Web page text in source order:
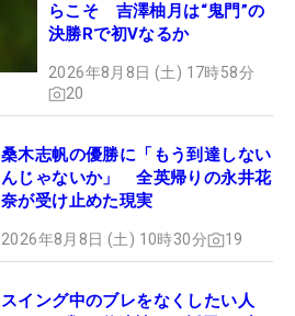
らこそ 吉澤柚月は“鬼門”の
決勝Rで初Vなるか
2026年8月8日 (土) 17時58分
20
桑木志帆の優勝に「もう到達しない
んじゃないか」 全英帰りの永井花
奈が受け止めた現実
2026年8月8日 (土) 10時30分 19
スイング中のブレをなくしたい人